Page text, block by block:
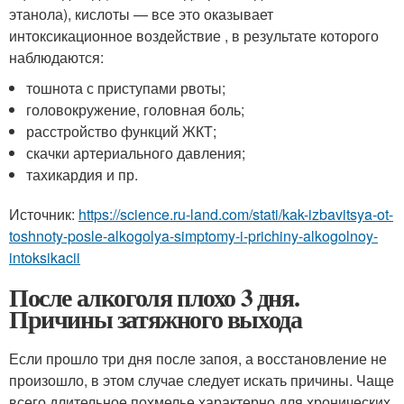
этанола), кислоты — все это оказывает
интоксикационное воздействие , в результате которого
наблюдаются:
тошнота с приступами рвоты;
головокружение, головная боль;
расстройство функций ЖКТ;
скачки артериального давления;
тахикардия и пр.
Источник: https://science.ru-land.com/stati/kak-izbavitsya-ot-
toshnoty-posle-alkogolya-simptomy-i-prichiny-alkogolnoy-
intoksikacii
После алкоголя плохо 3 дня.
Причины затяжного выхода
Если прошло три дня после запоя, а восстановление не
произошло, в этом случае следует искать причины. Чаще